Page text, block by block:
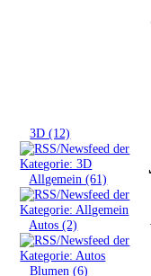
»3D (12)
Allgemein (61)
Autos (2)
»Blumen (6)